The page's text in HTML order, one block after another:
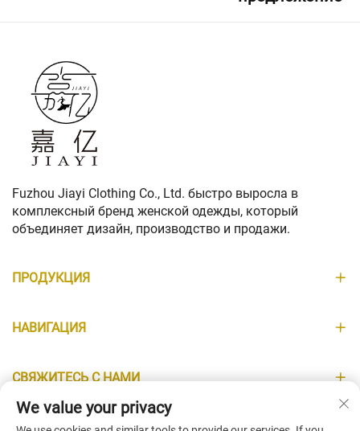
Fuzhou Jiayi Clothing Co., Ltd. быстро выросла в
комплексный бренд женской одежды, который
объединяет дизайн, производство и продажи.
ПРОДУКЦИЯ
НАВИГАЦИЯ
СВЯЖИТЕСЬ С НАМИ
ИНФОРМАЦИЯ
We value your privacy